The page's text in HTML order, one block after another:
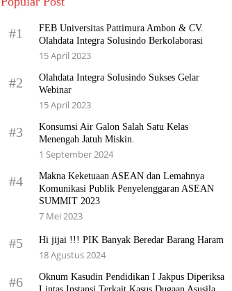
#1
FEB Universitas Pattimura Ambon & CV.
Olahdata Integra Solusindo Berkolaborasi
15 April 2023
#2
Olahdata Integra Solusindo Sukses Gelar
Webinar
15 April 2023
#3
Konsumsi Air Galon Salah Satu Kelas
Menengah Jatuh Miskin.
1 September 2024
#4
Makna Keketuaan ASEAN dan Lemahnya
Komunikasi Publik Penyelenggaran ASEAN
SUMMIT 2023
7 Mei 2023
#5 Hi jijai !!! PIK Banyak Beredar Barang Haram
18 Agustus 2024
#6
Oknum Kasudin Pendidikan I Jakpus Diperiksa